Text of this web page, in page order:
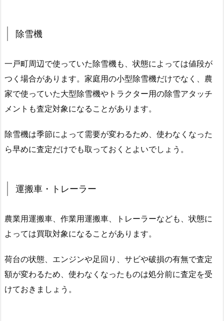
除雪機
一戸町周辺で使っていた除雪機も、状態によっては値段が
つく場合があります。家庭用の小型除雪機だけでなく、農
家で使っていた大型除雪機やトラクター用の除雪アタッチ
メントも査定対象になることがあります。
除雪機は季節によって需要が変わるため、使わなくなった
ら早めに査定だけでも取っておくとよいでしょう。
運搬車・トレーラー
農業用運搬車、作業用運搬車、トレーラーなども、状態に
よっては買取対象になることがあります。
荷台の状態、エンジンや足回り、サビや破損の有無で査定
額が変わるため、使わなくなったものは処分前に査定を受
けておきましょう。